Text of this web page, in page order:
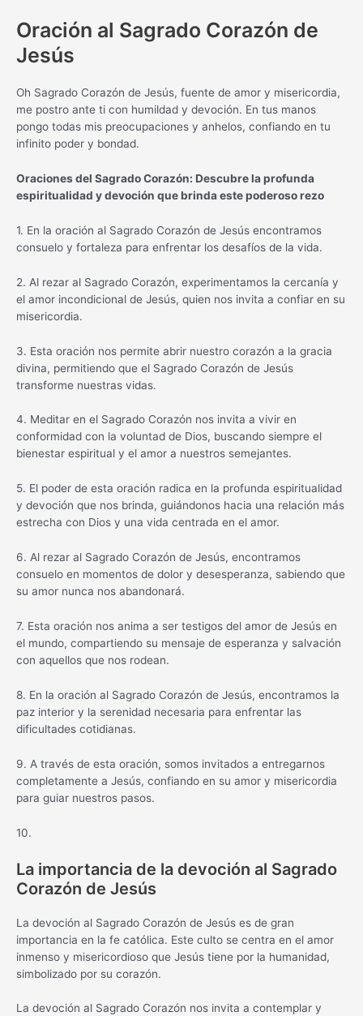
Oración al Sagrado Corazón de
Jesús
Oh Sagrado Corazón de Jesús, fuente de amor y misericordia,
me postro ante ti con humildad y devoción. En tus manos
pongo todas mis preocupaciones y anhelos, confiando en tu
infinito poder y bondad.
Oraciones del Sagrado Corazón: Descubre la profunda
espiritualidad y devoción que brinda este poderoso rezo
1. En la oración al Sagrado Corazón de Jesús encontramos
consuelo y fortaleza para enfrentar los desafíos de la vida.
2. Al rezar al Sagrado Corazón, experimentamos la cercanía y
el amor incondicional de Jesús, quien nos invita a confiar en su
misericordia.
3. Esta oración nos permite abrir nuestro corazón a la gracia
divina, permitiendo que el Sagrado Corazón de Jesús
transforme nuestras vidas.
4. Meditar en el Sagrado Corazón nos invita a vivir en
conformidad con la voluntad de Dios, buscando siempre el
bienestar espiritual y el amor a nuestros semejantes.
5. El poder de esta oración radica en la profunda espiritualidad
y devoción que nos brinda, guiándonos hacia una relación más
estrecha con Dios y una vida centrada en el amor.
6. Al rezar al Sagrado Corazón de Jesús, encontramos
consuelo en momentos de dolor y desesperanza, sabiendo que
su amor nunca nos abandonará.
7. Esta oración nos anima a ser testigos del amor de Jesús en
el mundo, compartiendo su mensaje de esperanza y salvación
con aquellos que nos rodean.
8. En la oración al Sagrado Corazón de Jesús, encontramos la
paz interior y la serenidad necesaria para enfrentar las
dificultades cotidianas.
9. A través de esta oración, somos invitados a entregarnos
completamente a Jesús, confiando en su amor y misericordia
para guiar nuestros pasos.
10.
La importancia de la devoción al Sagrado
Corazón de Jesús
La devoción al Sagrado Corazón de Jesús es de gran
importancia en la fe católica. Este culto se centra en el amor
inmenso y misericordioso que Jesús tiene por la humanidad,
simbolizado por su corazón.
La devoción al Sagrado Corazón nos invita a contemplar y